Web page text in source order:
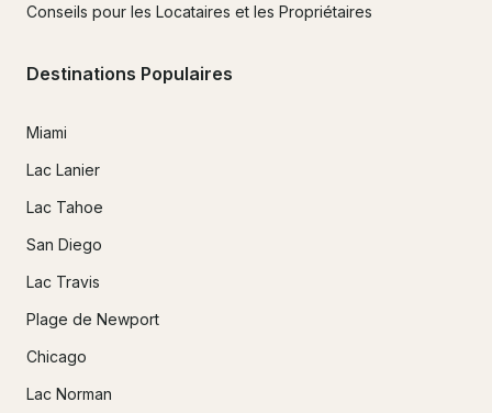
Conseils pour les Locataires et les Propriétaires
Destinations Populaires
Miami
Lac Lanier
Lac Tahoe
San Diego
Lac Travis
Plage de Newport
Chicago
Lac Norman